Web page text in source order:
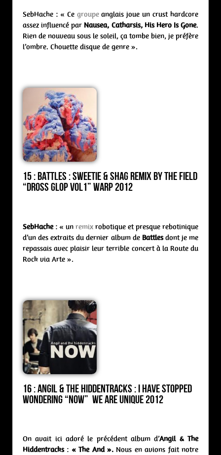
SebHache : « Ce groupeanglais joue un crust hardcore
assez influencé par Nausea, Catharsis, His Hero Is Gone.
Rien de nouveau sous le soleil, ça tombe bien, je préfère
l’ombre. Chouette disque de genre ».
15 : Battles : sweetie & shag remix by The Field
“Dross Glop Vol1” Warp 2012
SebHache : « un remix robotique et presque rebotinique
d’un des extraits du dernier album de Battlesdont je me
repassais avec plaisir leur terrible concert à la Route du
Rock via Arte ».
16 : Angil & The Hiddentracks : I have stopped
wondering “Now” We Are Unique 2012
On avait ici adoré le précédent album d’Angil & The
Hiddentracks : « The And ». Nous en avions fait notre